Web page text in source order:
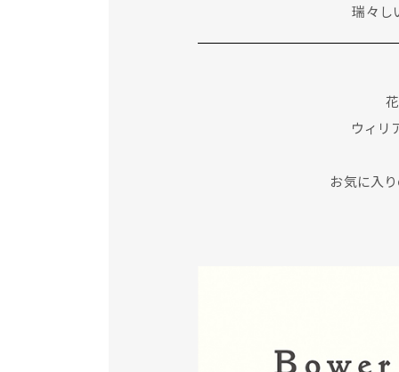
瑞々し
ウィリ
お気に入